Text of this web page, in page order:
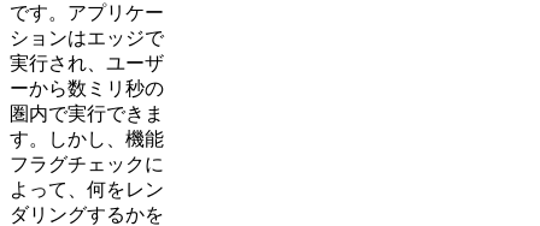
です。アプリケー
ションはエッジで
実行され、ユーザ
ーから数ミリ秒の
圏内で実行できま
す。しかし、機能
フラグチェックに
よって、何をレン
ダリングするかを